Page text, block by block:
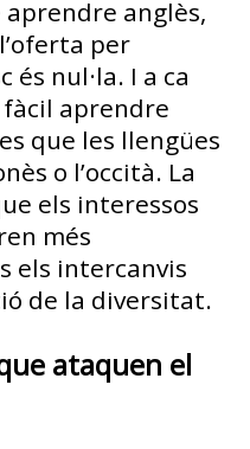
anglès,
per
és nul·la. I a ca
aprendre
que les llengües
o l’occità. La
els interessos
més
els intercanvis
de la diversitat.
ataquen el